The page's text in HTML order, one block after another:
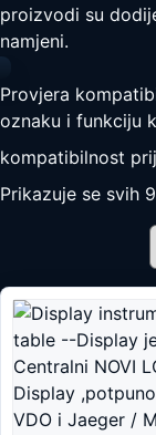
proizvodi su
namjeni.
Provjera
oznaku i funkciju
kompatibilnost
Prikazuje se svih